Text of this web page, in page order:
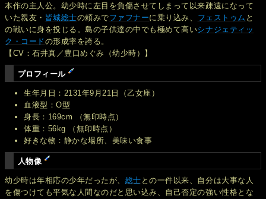
本作の主人公。幼少時に左目を負傷させてしまって以来疎遠になって
いた親友・ 皆城総士の頼みでファフナーに乗り込み、 フェストゥム と
の戦いに身を投じる。島の子供達の中でも極めて高いシナジェティッ
ク・コードの形成率を誇る。
【CV：石井真／豊口めぐみ（幼少時）】
プロフィール
生年月日：2131年9月21日（乙女座）
血液型：O型
身長：169cm （無印時点）
体重：56kg （無印時点）
好きな物：静かな場所、美味い食事
人物像
幼少時は年相応の少年だったが、 総士 との一件以来、自分は大事な人
を傷つけても平気な人間なのだと思い込み、自己否定の強い性格とな